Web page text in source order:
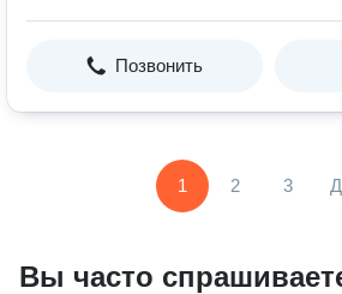
Позвонить
1 2 3
Вы часто